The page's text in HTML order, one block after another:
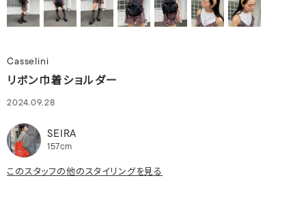
Casselini
リボン巾着ショルダー
2024.09.28
SEIRA
157cm
このスタッフの他のスタイリングを見る